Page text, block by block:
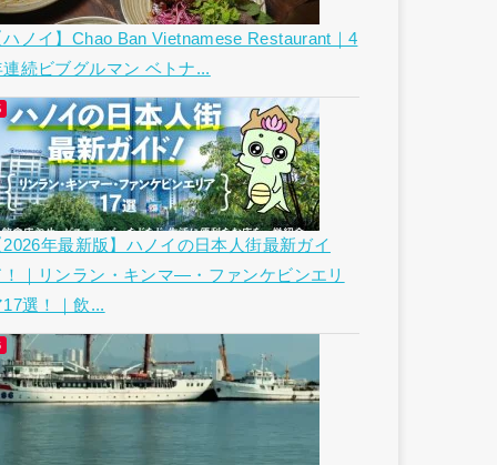
ハノイ】Chao Ban Vietnamese Restaurant｜4
連続ビブグルマン ベトナ...
2026年最新版】ハノイの日本人街最新ガイ
！｜リンラン・キンマ―・ファンケビンエリ
17選！｜飲...